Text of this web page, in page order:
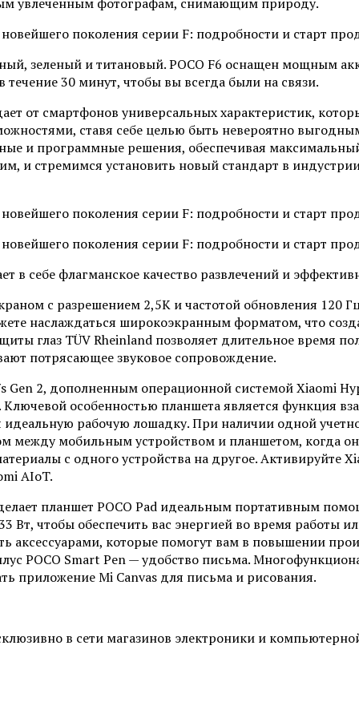
зеленый и титановый. POCO F6 оснащен мощным
30 минут, чтобы вы всегда были на связи.
от смартфонов универсальных характеристик,
ставя себе целью быть невероятно
и программные решения, обеспечивая
и стремимся установить новый стандарт в
в себе флагманское качество развлечений и
с разрешением 2,5K и частотой обновления 120
наслаждаться широкоэкранным форматом, что
глаз TÜV Rheinland позволяет длительное время
потрясающее звуковое сопровождение.
2, дополненным операционной системой Xiaomi
особенностью планшета является функция
идеальную рабочую лошадку. При наличии одной
между мобильным устройством и планшетом, когда
с одного устройства на другое. Активируйте
AIoT.
планшет POCO Pad идеальным портативным
чтобы обеспечить вас энергией во время работы
аксессуарами, которые помогут вам в повышении
POCO Smart Pen — удобство письма.
приложение Mi Canvas для письма и рисования.
в сети магазинов электроники и